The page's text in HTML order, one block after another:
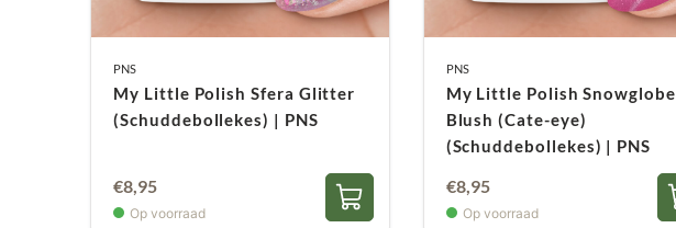
PNS
My Little Polish Sfera Glitter
(Schuddebollekes) | PNS
€8,95
Op voorraad
PNS
My Little Polish Snowglobe
Blush (Cate-eye)
(Schuddebollekes) | PNS
€8,95
Op voorraad